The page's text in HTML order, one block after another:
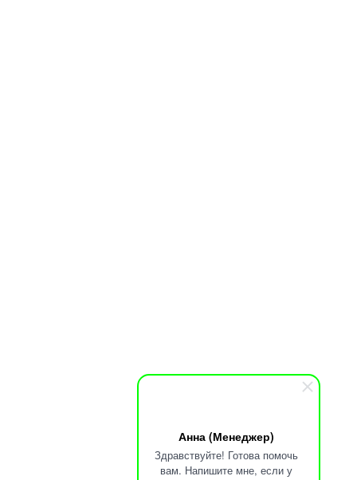
Анна (Менеджер)
Здравствуйте! Готова помочь
вам. Напишите мне, если у